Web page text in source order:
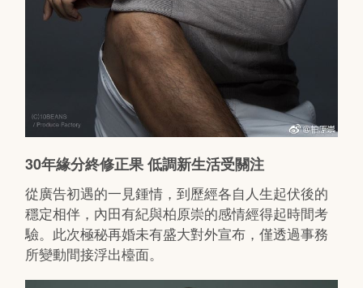
30年緣分終修正果 低調新生活受關注
從廣告初遇的一見鍾情，到歷經各自人生起伏後的
穩定相伴，內田有紀與柏原崇的感情經得起時間考
驗。此次極秘再婚未有盛大對外宣布，僅透過事務
所變動間接浮出檯面。